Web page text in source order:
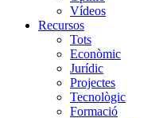
Vídeos
Recursos
Tots
Econòmic
Jurídic
Projectes
Tecnològic
Formació